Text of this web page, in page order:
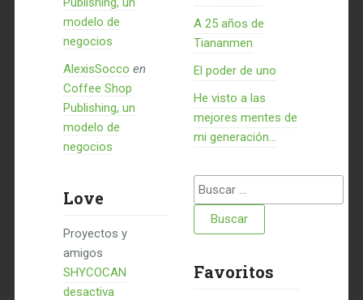
modelo de
negocios
AlexisSocco en
Coffee Shop
Publishing, un
modelo de
negocios
Love
Proyectos y
amigos
SHYCOCAN
desactiva
A 25 años de
Tiananmen
El poder de uno
He visto a las
mejores mentes de
mi generación…
Buscar:
Favoritos